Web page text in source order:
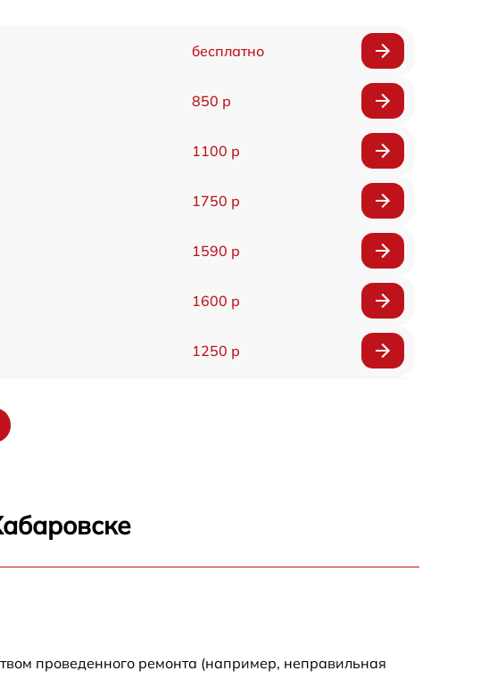
бесплатно
850 р
1100 р
1750 р
1590 р
1600 р
1250 р
проведенного ремонта (например, неправильная